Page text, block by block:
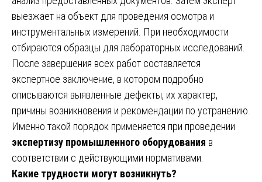
выезжает на объект для проведения осмотра и
инструментальных измерений. При необходимости
отбираются образцы для лабораторных исследований.
После завершения всех работ составляется
экспертное заключение, в котором подробно
описываются выявленные дефекты, их характер,
причины возникновения и рекомендации по устранению.
Именно такой порядок применяется при проведении
экспертизу промышленного оборудования в
соответствии с действующими нормативами.
Какие трудности могут возникнуть?